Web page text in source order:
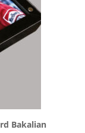
Bakalian